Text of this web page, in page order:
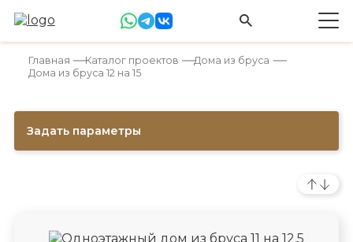
Главная Каталог проектов
Дома из бруса
Дома из бруса 12 на 15
Задать параметры